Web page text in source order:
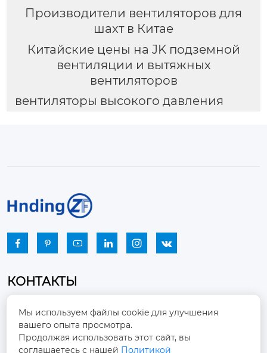
Производители вентиляторов для
шахт в Китае
Китайские цены на JK подземной
вентиляции и вытяжных
вентиляторов
вентиляторы высокого давления
     
КОНТАКТЫ

Промышленный парк, город Наньцзяо,
район Чжоуцунь, город Цзыбо, провинция
Шаньдун
Мы используем файлы cookie для улучшения
вашего опыта просмотра.
Продолжая использовать этот сайт, вы
соглашаетесь с нашей Политикой